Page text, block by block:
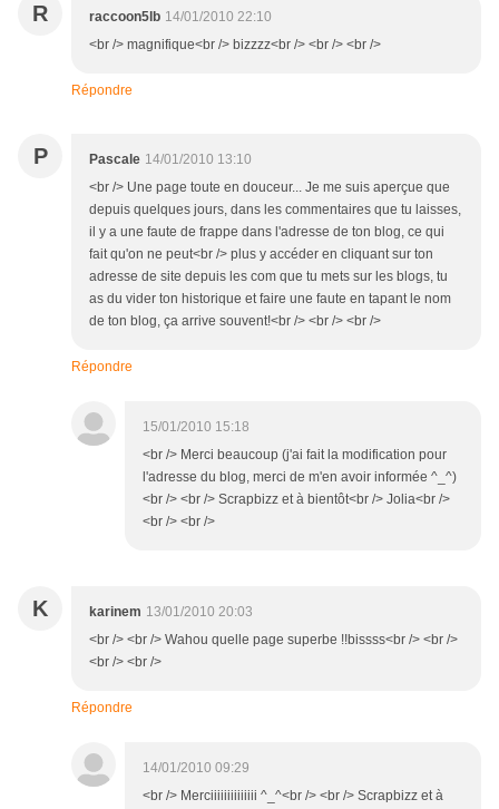
R raccoon5lb 14/01/2010 22:10
<br /> magnifique<br /> bizzzz<br /> <br /> <br />
Répondre
P Pascale 14/01/2010 13:10
<br /> Une page toute en douceur... Je me suis aperçue que
depuis quelques jours, dans les commentaires que tu laisses,
il y a une faute de frappe dans l'adresse de ton blog, ce qui
fait qu'on ne peut<br /> plus y accéder en cliquant sur ton
adresse de site depuis les com que tu mets sur les blogs, tu
as du vider ton historique et faire une faute en tapant le nom
de ton blog, ça arrive souvent!<br /> <br /> <br />
Répondre
15/01/2010 15:18
<br /> Merci beaucoup (j'ai fait la modification pour
l'adresse du blog, merci de m'en avoir informée ^_^)
<br /> <br /> Scrapbizz et à bientôt<br /> Jolia<br />
<br /> <br />
K karinem 13/01/2010 20:03
<br /> <br /> Wahou quelle page superbe !!bissss<br /> <br />
<br /> <br />
Répondre
14/01/2010 09:29
<br /> Merciiiiiiiiiiiiii ^_^<br /> <br /> Scrapbizz et à